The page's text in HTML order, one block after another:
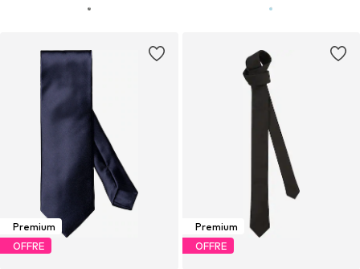
Premium
OFFRE
Premium
OFFRE